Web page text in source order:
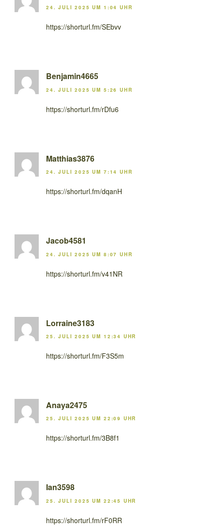
24. JULI 2025 UM 1:04 UHR
https://shorturl.fm/SEbvv
Benjamin4665
24. JULI 2025 UM 5:26 UHR
https://shorturl.fm/rDfu6
Matthias3876
24. JULI 2025 UM 7:14 UHR
https://shorturl.fm/dqanH
Jacob4581
24. JULI 2025 UM 8:07 UHR
https://shorturl.fm/v41NR
Lorraine3183
25. JULI 2025 UM 12:34 UHR
https://shorturl.fm/F3S5m
Anaya2475
25. JULI 2025 UM 22:09 UHR
https://shorturl.fm/3B8f1
Ian3598
25. JULI 2025 UM 22:45 UHR
https://shorturl.fm/rF0RR